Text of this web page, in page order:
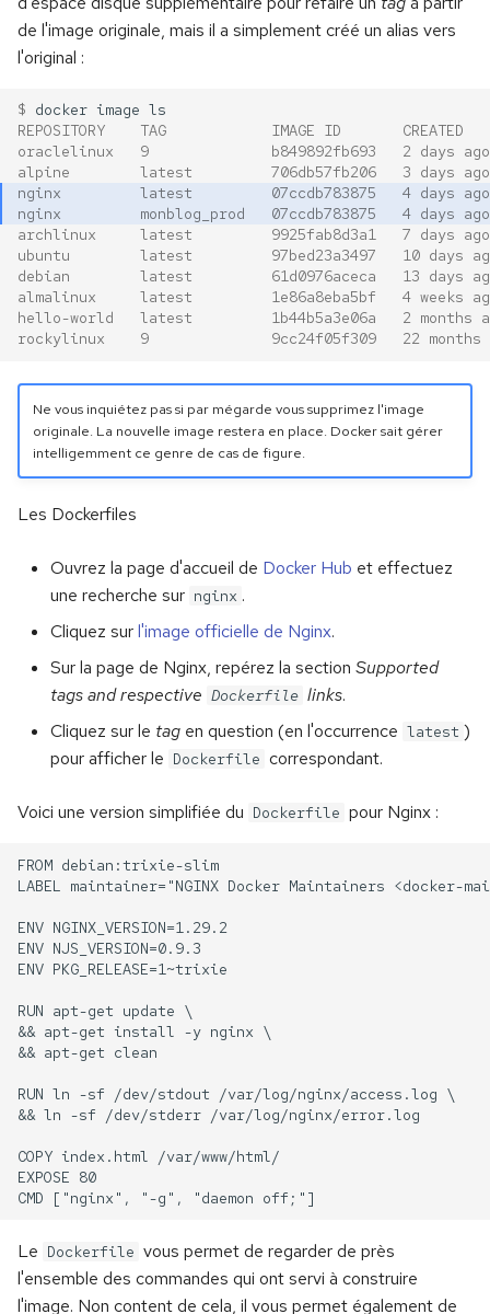
de l'image originale, mais il a simplement créé un alias vers
l'original :
$ docker image
REPOSITORY    TAG            IMAGE ID
oraclelinux   9              b849892fb693   2 days
alpine        latest         706db57fb206   3 days
nginx         latest         07ccdb783875   4 days ago
nginx         monblog_prod   07ccdb783875   4 days
archlinux     latest         9925fab8d3a1   7 days
ubuntu        latest         97bed23a3497   10 days
debian        latest         61d0976aceca   13 days
almalinux     latest         1e86a8eba5bf   4 weeks
hello-world   latest         1b44b5a3e06a   2 months
rockylinux    9              9cc24f05f309   22 months
Ne vous inquiétez pas si par mégarde vous supprimez l'image
originale. La nouvelle image restera en place. Docker sait gérer
intelligemment ce genre de cas de figure.
Les Dockerfiles
Ouvrez la page d'accueil de Docker Hub et effectuez
une recherche sur nginx .
Cliquez surl'image officielle de Nginx.
Sur la page de Nginx, repérez la section Supported
tags and respective Dockerfile links.
Cliquez sur le tag en question (en l'occurrence latest )
pour afficher le Dockerfile correspondant.
Voici une version simplifiée du Dockerfile pour Nginx :
Le Dockerfile vous permet de regarder de près
l'ensemble des commandes qui ont servi à construire
l'image. Non content de cela, il vous permet également de